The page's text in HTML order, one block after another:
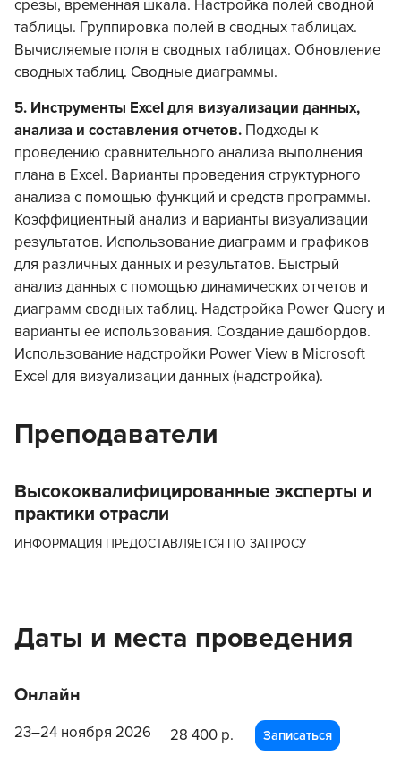
срезы, временная шкала. Настройка полей сводной
таблицы. Группировка полей в сводных таблицах.
Вычисляемые поля в сводных таблицах. Обновление
сводных таблиц. Сводные диаграммы.
5. Инструменты Excel для визуализации данных,
анализа и составления отчетов. Подходы к
проведению сравнительного анализа выполнения
плана в Excel. Варианты проведения структурного
анализа с помощью функций и средств программы.
Коэффициентный анализ и варианты визуализации
результатов. Использование диаграмм и графиков
для различных данных и результатов. Быстрый
анализ данных с помощью динамических отчетов и
диаграмм сводных таблиц. Надстройка Power Query и
варианты ее использования. Создание дашбордов.
Использование надстройки Power View в Microsoft
Excel для визуализации данных (надстройка).
Преподаватели
Высококвалифицированные эксперты и
практики отрасли
ИНФОРМАЦИЯ ПРЕДОСТАВЛЯЕТСЯ ПО ЗАПРОСУ
Даты и места проведения
Онлайн
23–24 ноября 2026 28 400 р. Записаться